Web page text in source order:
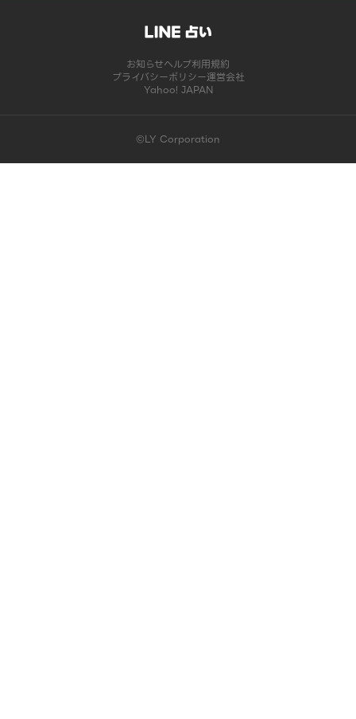
お知らせヘルプ利用規約
プライバシーポリシー運営会社
Yahoo! JAPAN
©LY Corporation
このコンテンツは掲載が終了しました | LINE占い